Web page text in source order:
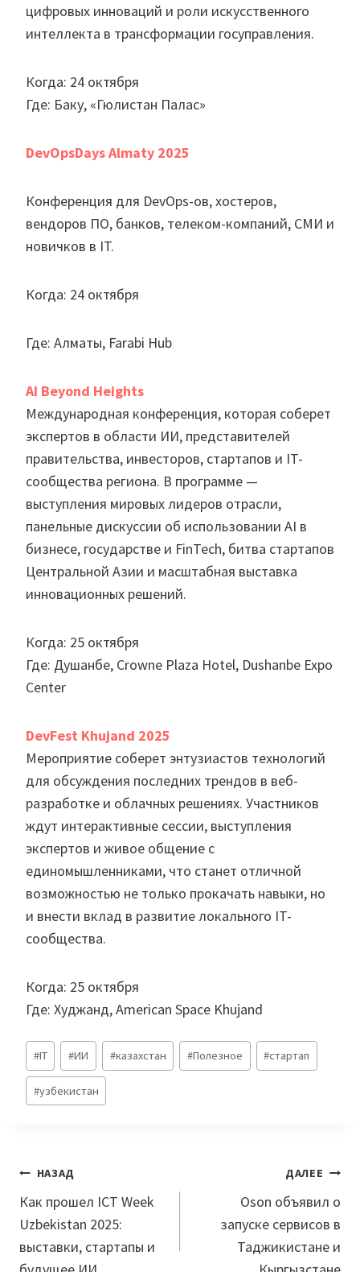
цифровых инноваций и роли искусственного
интеллекта в трансформации госуправления.
Когда: 24 октября
Где: Баку, «Гюлистан Палас»
DevOpsDays Almaty 2025
Конференция для DevOps-ов, хостеров,
вендоров ПО, банков, телеком-компаний, СМИ и
новичков в IT.
Когда: 24 октября
Где: Алматы, Farabi Hub
AI Beyond Heights
Международная конференция, которая соберет
экспертов в области ИИ, представителей
правительства, инвесторов, стартапов и IT-
сообщества региона. В программе —
выступления мировых лидеров отрасли,
панельные дискуссии об использовании AI в
бизнесе, государстве и FinTech, битва стартапов
Центральной Азии и масштабная выставка
инновационных решений.
Когда: 25 октября
Где: Душанбе, Crowne Plaza Hotel, Dushanbe Expo
Center
DevFest Khujand 2025
Мероприятие соберет энтузиастов технологий
для обсуждения последних трендов в веб-
разработке и облачных решениях. Участников
ждут интерактивные сессии, выступления
экспертов и живое общение с
единомышленниками, что станет отличной
возможностью не только прокачать навыки, но
и внести вклад в развитие локального IT-
сообщества.
Когда: 25 октября
Где: Худжанд, American Space Khujand
Метки
записи:
#IT #ИИ #казахстан #Полезное #стартап
#узбекистан
Навигация
по
записям
НАЗАД
Как прошел ICT Week
Uzbekistan 2025:
выставки, стартапы и
ДАЛЕЕ
Oson объявил о
запуске сервисов в
Таджикистане и